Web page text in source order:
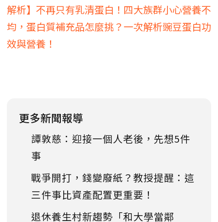
解析】不再只有乳清蛋白！四大族群小心營養不
均，蛋白質補充品怎麼挑？一次解析豌豆蛋白功
效與營養！
更多新聞報導
譚敦慈：迎接一個人老後，先想5件
事
戰爭開打，錢變廢紙？教授提醒：這
三件事比資產配置更重要！
退休養生村新趨勢「和大學當鄰